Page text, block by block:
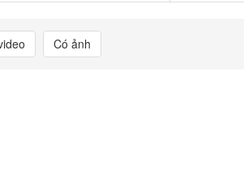
Có ảnh